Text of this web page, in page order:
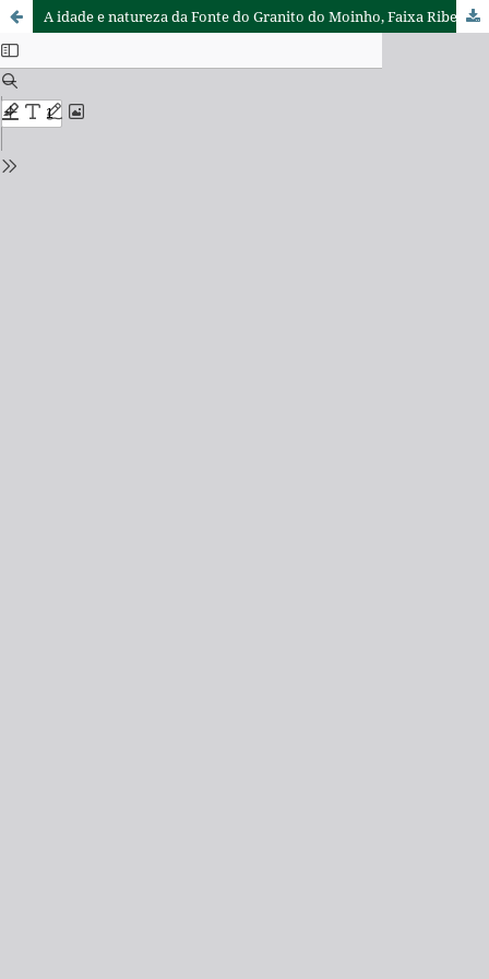
A idade e natureza da Fonte do Granito do Moinho, Faixa Ribeira, Sudeste do Estado de São Paulo